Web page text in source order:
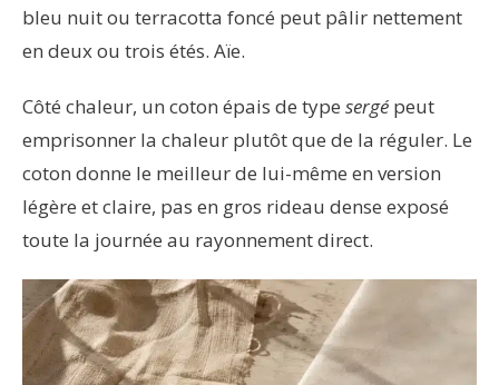
bleu nuit ou terracotta foncé peut pâlir nettement
en deux ou trois étés. Aïe.
Côté chaleur, un coton épais de type sergé peut
emprisonner la chaleur plutôt que de la réguler. Le
coton donne le meilleur de lui-même en version
légère et claire, pas en gros rideau dense exposé
toute la journée au rayonnement direct.